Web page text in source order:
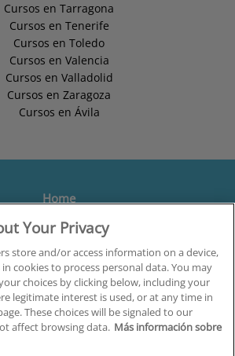
Cursos en Tarragona
Cursos en Tenerife
Cursos en Toledo
Cursos en Valencia
Cursos en Valladolid
Cursos en Zaragoza
Cursos en Ávila
Home
Formación
Centros
Orientación
Quiénes somos
Contacta
Your Privacy
store and/or access information on a device,
cookies to process personal data. You may
choices by clicking below, including your
legitimate interest is used, or at any time in
These choices will be signaled to our
affect browsing data. Más información sobre